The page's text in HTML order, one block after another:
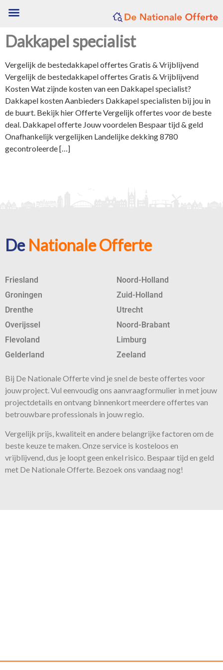
Dakkapel specialist
Vergelijk de bestedakkapel offertes Gratis & Vrijblijvend
Vergelijk de bestedakkapel offertes Gratis & Vrijblijvend
Kosten Wat zijnde kosten van een Dakkapel specialist?
Dakkapel kosten Aanbieders Dakkapel specialisten bij jou in
de buurt. Bekijk hier Offerte Vergelijk offertes voor de beste
deal. Dakkapel offerte Jouw voordelen Bespaar tijd & geld
Onafhankelijk vergelijken Landelijke dekking 8780
gecontroleerde […]
De Nationale Offerte
Friesland
Groningen
Drenthe
Overijssel
Flevoland
Gelderland
Noord-Holland
Zuid-Holland
Utrecht
Noord-Brabant
Limburg
Zeeland
Bij De Nationale Offerte vind je snel de besteoffertes voor
jouw project. Vul eenvoudig ons aanvraagformulier in met jouw
projectdetails en ontvang binnenkort meerdere offertes van
betrouwbare professionals in jouw regio.
Vergelijk prijs, kwaliteit en andere belangrijke factoren om de
beste keuze te maken. Onzeservice is kosteloos en
vrijblijvend, dus je loopt geen enkel risico. Bespaar tijd en geld
met De Nationale Offerte. Bezoek ons vandaag nog!